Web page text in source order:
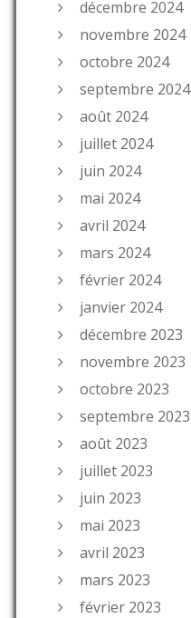
décembre 2024
novembre 2024
octobre 2024
septembre 2024
août 2024
juillet 2024
juin 2024
mai 2024
avril 2024
mars 2024
février 2024
janvier 2024
décembre 2023
novembre 2023
octobre 2023
septembre 2023
août 2023
juillet 2023
juin 2023
mai 2023
avril 2023
mars 2023
février 2023